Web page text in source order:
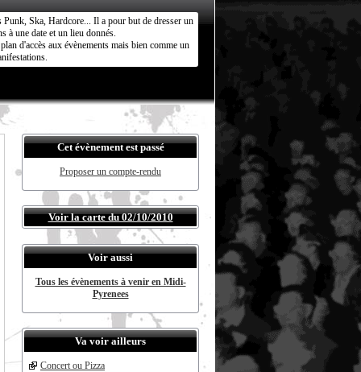
Punk, Ska, Hardcore... Il a pour but de dresser un
à une date et un lieu donnés.
d'accès aux évènements mais bien comme un
Cet évènement est passé
Proposer un compte-rendu
Voir la carte du 02/10/2010
Voir aussi
Tous les évènements à venir en Midi-
Pyrenees
Va voir ailleurs
Concert ou Pizza